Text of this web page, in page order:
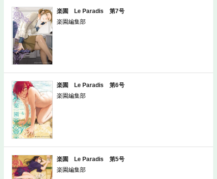
楽園 Le Paradis 第7号
楽園編集部
楽園 Le Paradis 第6号
楽園編集部
楽園 Le Paradis 第5号
楽園編集部